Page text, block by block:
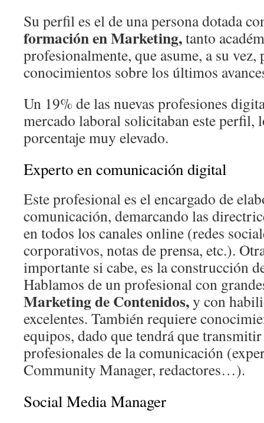
Su perfil es el de una persona dotada
formación en Marketing,tanto
profesionalmente, que asume, a su
conocimientos sobre los últimos
Un 19% de las nuevas profesiones
mercado laboral solicitaban este perfil,
porcentaje muy elevado.
Experto en comunicación digital
Este profesional es el encargado de
comunicación, demarcando las
en todos los canales online (redes
corporativos, notas de prensa, etc.).
importante si cabe, es la construcción
Hablamos de un profesional con
Marketing de Contenidos,y con
excelentes. También requiere
equipos, dado que tendrá que
profesionales de la comunicación
Community Manager, redactores…).
Social Media Manager